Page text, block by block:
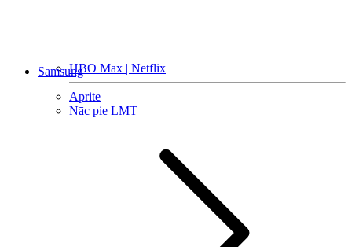
HBO Max | Netflix
Aprite
Nāc pie LMT
Samsung